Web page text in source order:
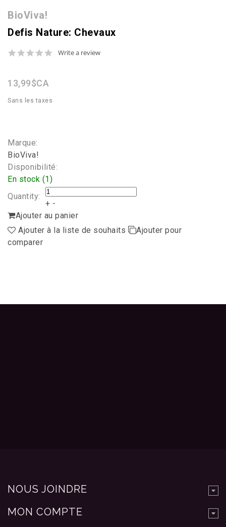
BioViva!
Defis Nature: Chevaux
0.0
Write a review
13,99$CA
Sans les taxes
Marque:
BioViva!
Disponibilité:
En stock (1)
Quantity:
+ -
Ajouter au panier
Ajouter à la liste de souhaits
Ajouter pour
comparer
NOUS JOINDRE
MON COMPTE